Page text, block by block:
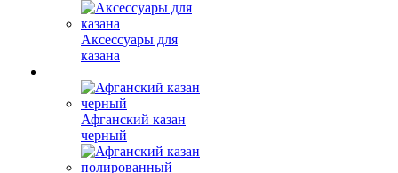
Аксессуары для
казана
Афганский казан
черный